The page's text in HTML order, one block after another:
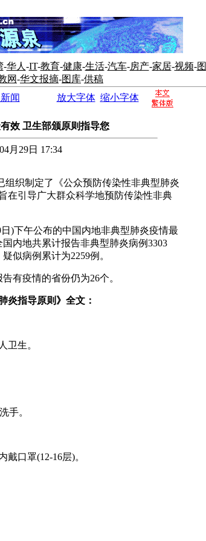
-华人 -IT-教育-健康-生活-汽车-房产-家居-视频-图
网-华文报摘-图库-供稿
闻 放大字体 缩小字体
效 卫生部颁原则指导您
月29日 17:34
织制定了《公众预防传染性非典型肺炎
在引导广大群众科学地预防传染性非典
下午公布的中国内地非典型肺炎疫情最
内地共累计报告非典型肺炎病例3303
似病例累计为2259例。
疫情的省份仍为26个。
炎指导原则》全文：
生。
手。
口罩(12-16层)。